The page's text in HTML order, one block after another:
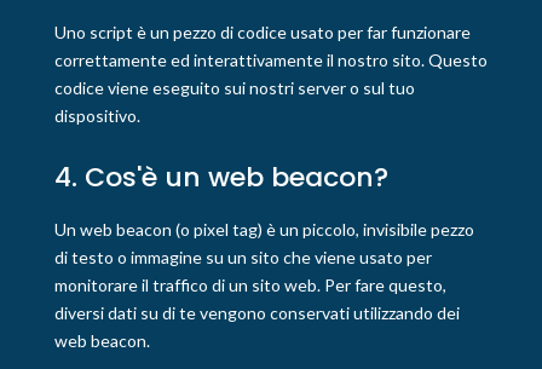
Uno script è un pezzo di codice usato per far funzionare
correttamente ed interattivamente il nostro sito. Questo
codice viene eseguito sui nostri server o sul tuo
dispositivo.
4. Cos'è un web beacon?
Un web beacon (o pixel tag) è un piccolo, invisibile pezzo
di testo o immagine su un sito che viene usato per
monitorare il traffico di un sito web. Per fare questo,
diversi dati su di te vengono conservati utilizzando dei
web beacon.